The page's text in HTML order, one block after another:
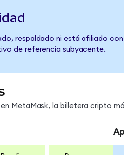
respaldado ni está afiliado
de referencia subyacente.
MetaMask, la billetera cripto